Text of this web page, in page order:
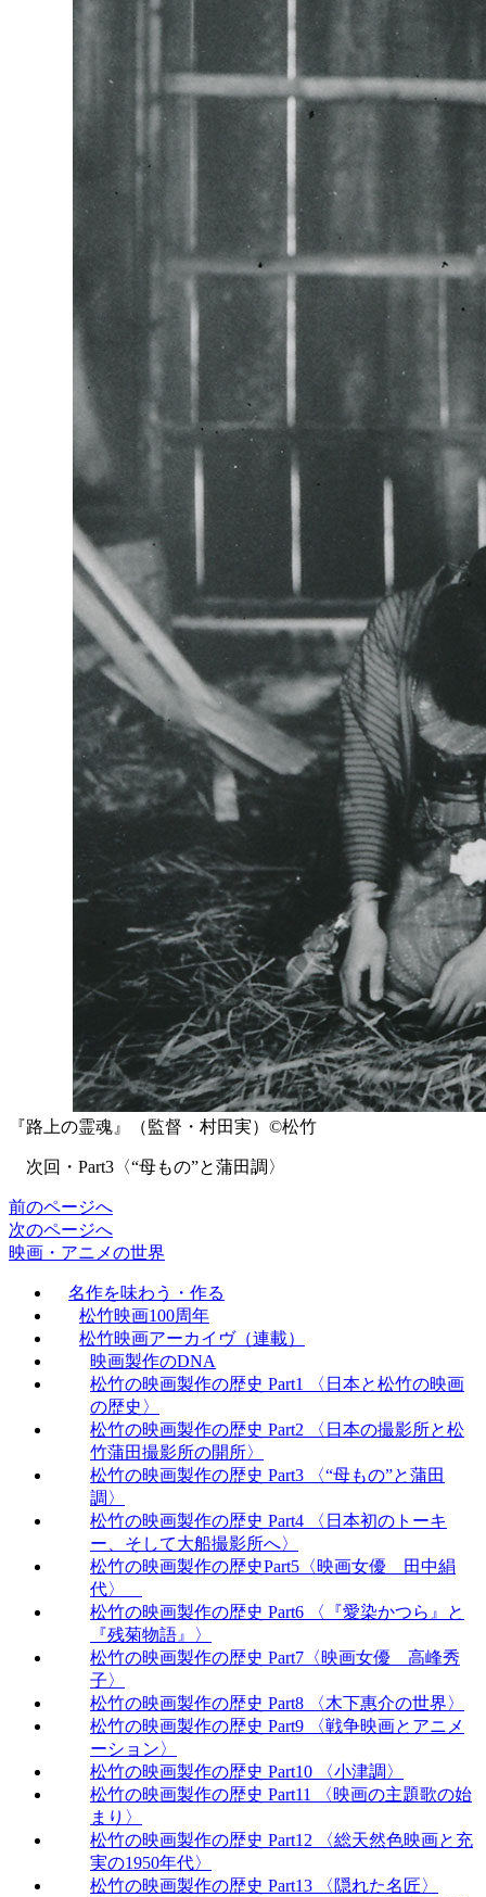
『路上の霊魂』（監督・村田実）©️松竹
次回・Part3〈“母もの”と蒲田調〉
前のページへ
次のページへ
映画・アニメの世界
名作を味わう・作る
松竹映画100周年
松竹映画アーカイヴ（連載）
映画製作のDNA
松竹の映画製作の歴史 Part1 〈日本と松竹の映画
の歴史〉
松竹の映画製作の歴史 Part2 〈日本の撮影所と松
竹蒲田撮影所の開所〉
松竹の映画製作の歴史 Part3 〈“母もの”と蒲田
調〉
松竹の映画製作の歴史 Part4 〈日本初のトーキ
ー、そして大船撮影所へ〉
松竹の映画製作の歴史Part5〈映画女優 田中絹
代〉
松竹の映画製作の歴史 Part6 〈『愛染かつら』と
『残菊物語』〉
松竹の映画製作の歴史 Part7〈映画女優 高峰秀
子〉
松竹の映画製作の歴史 Part8 〈木下惠介の世界〉
松竹の映画製作の歴史 Part9 〈戦争映画とアニメ
ーション〉
松竹の映画製作の歴史 Part10 〈小津調〉
松竹の映画製作の歴史 Part11 〈映画の主題歌の始
まり〉
松竹の映画製作の歴史 Part12 〈総天然色映画と充
実の1950年代〉
松竹の映画製作の歴史 Part13 〈隠れた名匠〉